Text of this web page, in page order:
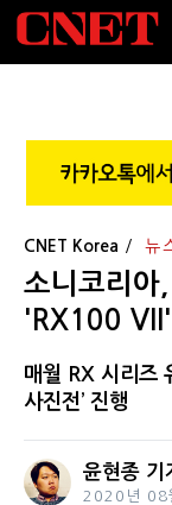
CNET Korea 뉴
소니코리아
'RX100 VII'
매월 RX 시리즈
사진전’ 진행
윤현종 기
2020년 08